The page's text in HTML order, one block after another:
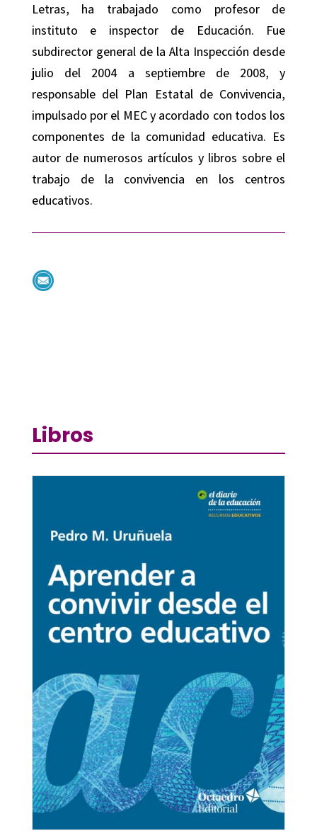
Letras, ha trabajado como profesor de
instituto e inspector de Educación. Fue
subdirector general de la Alta Inspección desde
julio del 2004 a septiembre de 2008, y
responsable del Plan Estatal de Convivencia,
impulsado por el MEC y acordado con todos los
componentes de la comunidad educativa. Es
autor de numerosos artículos y libros sobre el
trabajo de la convivencia en los centros
educativos.
Libros